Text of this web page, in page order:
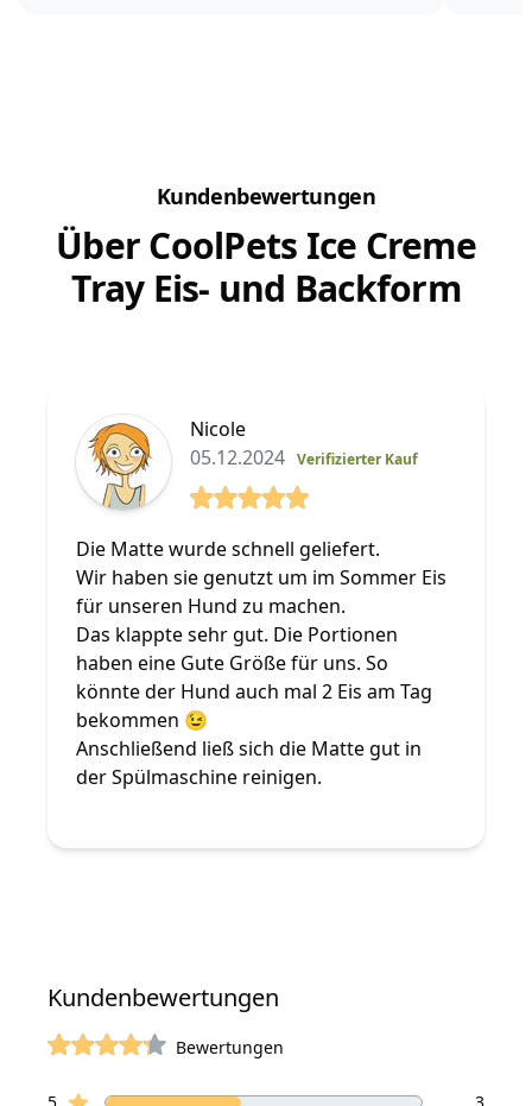
Kundenbewertungen
Über CoolPets Ice Creme
Tray Eis- und Backform
Nicole
05.12.2024 Verifizierter Kauf
Die Matte wurde schnell geliefert.
Wir haben sie genutzt um im Sommer Eis
für unseren Hund zu machen.
Das klappte sehr gut. Die Portionen
haben eine Gute Größe für uns. So
könnte der Hund auch mal 2 Eis am Tag
bekommen 😉
Anschließend ließ sich die Matte gut in
der Spülmaschine reinigen.
Kundenbewertungen
Bewertungen
Sterne Bewertungen